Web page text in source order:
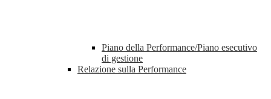
Piano della Performance/Piano esecutivo
di gestione
Relazione sulla Performance